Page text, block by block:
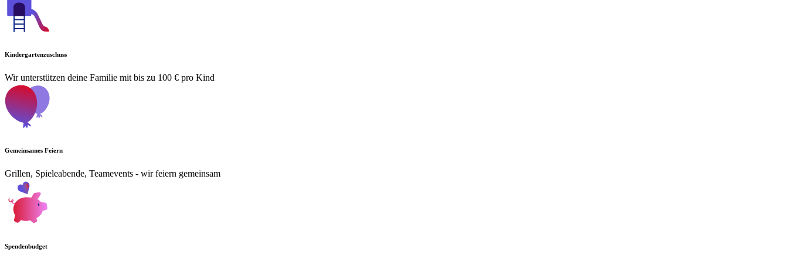
Kindergartenzuschuss
Wir unterstützen deine Familie mit bis zu 100 € pro Kind
Gemeinsames Feiern
Grillen, Spieleabende, Teamevents - wir feiern gemeinsam
Spendenbudget